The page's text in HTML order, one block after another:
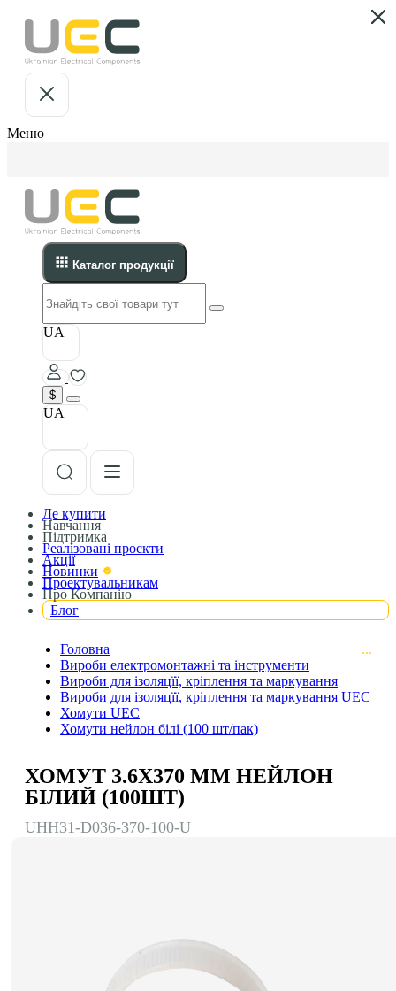
Меню
Каталог продукції
UA
$
UA
Де купити
Навчання
Підтримка
Реалізовані проєкти
Акції
Новинки
Проектувальникам
Про Компанію
Блог
Головна
Вироби електромонтажні та інструменти
Вироби для ізоляцїї, кріплення та маркування
Вироби для ізоляцїї, кріплення та маркування UEC
Хомути UEC
Хомути нейлон білі (100 шт/пак)
ХОМУТ 3.6Х370 ММ НЕЙЛОН
БІЛИЙ (100ШТ)
UHH31-D036-370-100-U